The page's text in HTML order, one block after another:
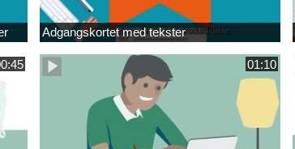
Adgangskortet med tekster
01:10